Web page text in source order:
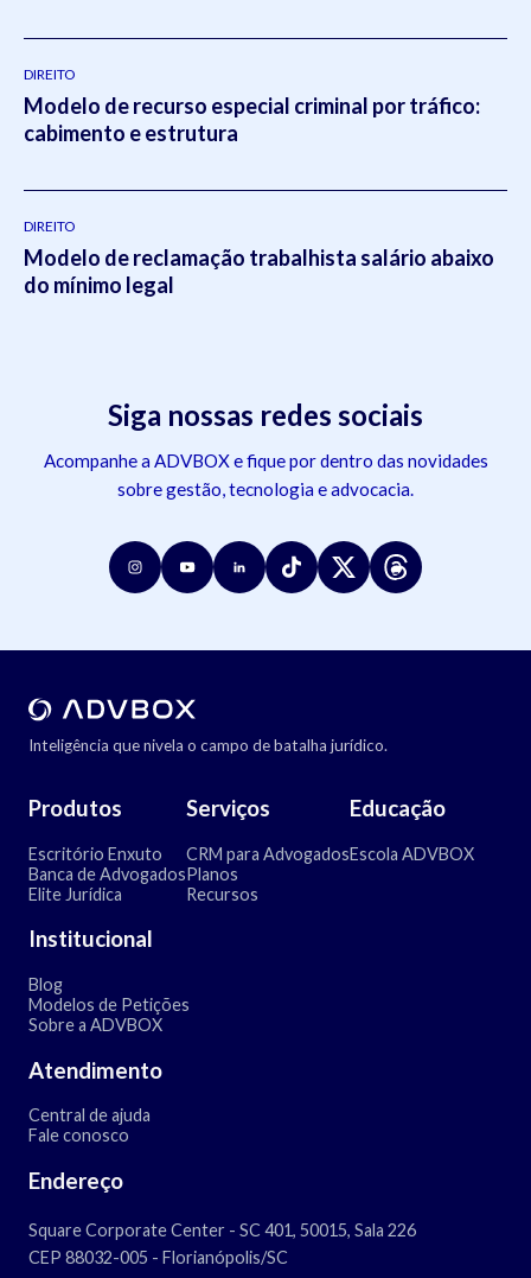
DIREITO
Modelo de recurso especial criminal por tráfico:
cabimento e estrutura
DIREITO
Modelo de reclamação trabalhista salário abaixo
do mínimo legal
Siga nossas redes sociais
Acompanhe a ADVBOX e fique por dentro das novidades
sobre gestão, tecnologia e advocacia.
Inteligência que nivela o campo de batalha jurídico.
Produtos
Escritório Enxuto
Banca de Advogados
Elite Jurídica
Serviços
CRM para Advogados
Planos
Recursos
Educação
Escola ADVBOX
Institucional
Blog
Modelos de Petições
Sobre a ADVBOX
Atendimento
Central de ajuda
Fale conosco
Endereço
Square Corporate Center - SC 401, 50015, Sala 226
CEP 88032-005 - Florianópolis/SC